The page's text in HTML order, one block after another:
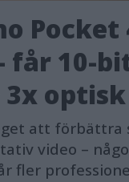
Pocket
får 10-
3x
att förbättra
video –
fler